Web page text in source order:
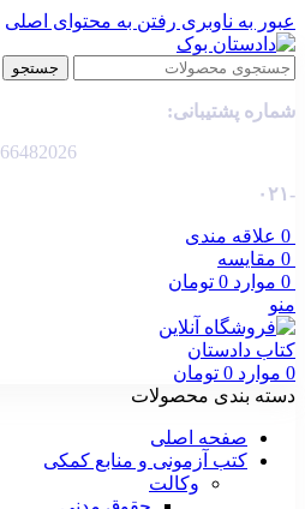
عبور به ناوبری رفتن به محتوای اصلی
جستجو
شماره پشتیبانی:
66482026
-۰۲۱
0 علاقه مندی
0 مقایسه
0 موارد 0 تومان
منو
0 موارد 0 تومان
دسته بندی محصولات
صفحه اصلی
کتب آزمونی و منابع کمکی
وکالت